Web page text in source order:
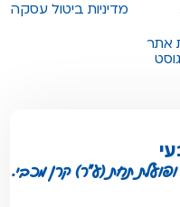
אתר
מדיניות ביטול עסקה
תחת (ע"ר) קרן מכבי.